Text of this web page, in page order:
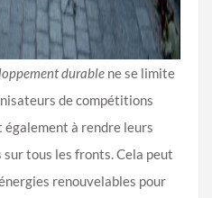
durable ne se limite
de compétitions
à rendre leurs
tous les fronts. Cela peut
renouvelables pour